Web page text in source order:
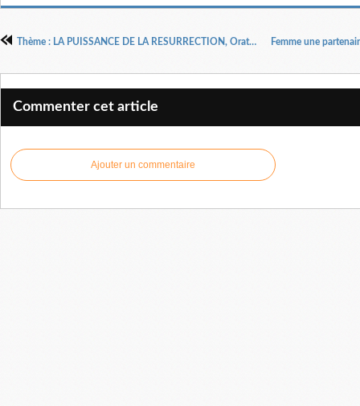
Thème : LA PUISSANCE DE LA RESURRECTION, Orateur: Dr Pasteur Henri Kpodahi. Culte de Pâques 17 Avril 2022.
Commenter cet article
Ajouter un commentaire